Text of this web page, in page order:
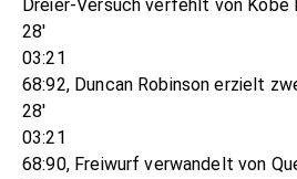
Dreier-Versuch verfehlt von Kobe
28'
03:21
68:92, Duncan Robinson erzielt
28'
03:21
68:90, Freiwurf verwandelt von